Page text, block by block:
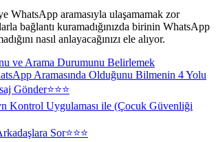
WhatsApp aramasıyla ulaşamamak zor
bağlantı kuramadığınızda birinin WhatsApp
nasıl anlayacağınızı ele alıyor.
ve Arama Durumunu Belirlemek
Aramasında Olduğunu Bilmenin 4 Yolu
Gönder⭐⭐⭐
Kontrol Uygulaması ile (Çocuk Güvenliği
Sor⭐⭐⭐